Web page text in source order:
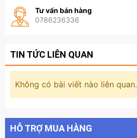
Tư vấn bán hàng
0786236336
TIN TỨC LIÊN QUAN
Không có bài viết nào liên quan.
HỖ TRỢ MUA HÀNG